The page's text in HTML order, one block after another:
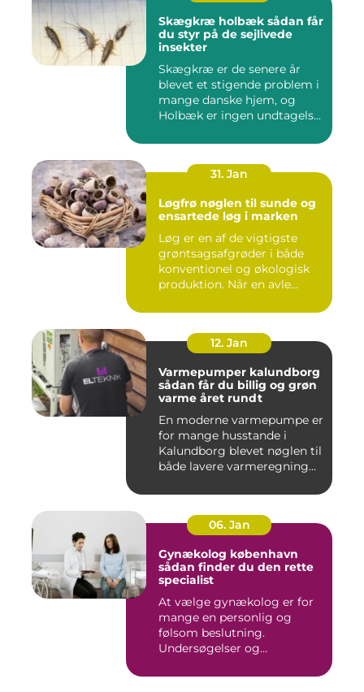
Skægkræ holbæk sådan får
du styr på de sejlivede
insekter
Skægkræ er de senere år
blevet et stigende problem i
mange danske hjem, og
Holbæk er ingen undtagels...
31. Jan
Løgfrø nøglen til sunde og
ensartede løg i marken
Løg er en af de vigtigste
grøntsagsafgrøder i både
konventionel og økologisk
produktion. Når en avle...
12. Jan
Varmepumper kalundborg
sådan får du billig og grøn
varme året rundt
En moderne varmepumpe er
for mange husstande i
Kalundborg blevet nøglen til
både lavere varmeregning...
06. Jan
Gynækolog københavn
sådan finder du den rette
specialist
At vælge gynækolog er for
mange en personlig og
følsom beslutning.
Undersøgelser og